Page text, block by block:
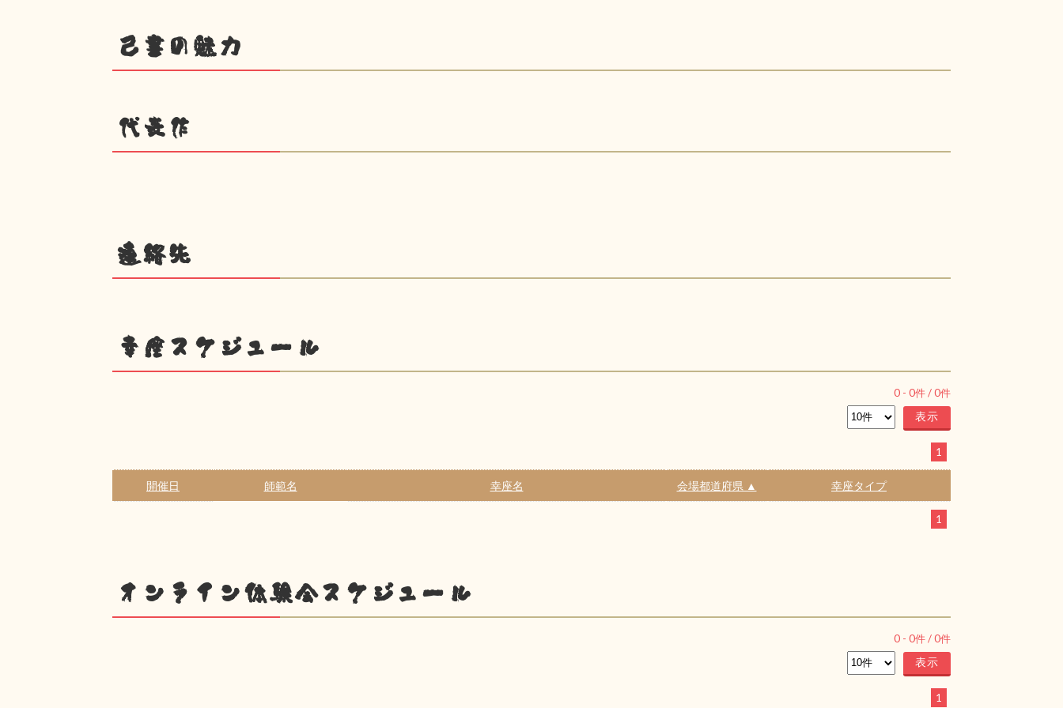
己書の魅力
代表作
連絡先
幸座スケジュール
0 - 0件 /0件
1
開催日 師範名 幸座名 会場都道府県 ▲ 幸座タイプ
1
オンライン体験会スケジュール
0 - 0件 /0件
1